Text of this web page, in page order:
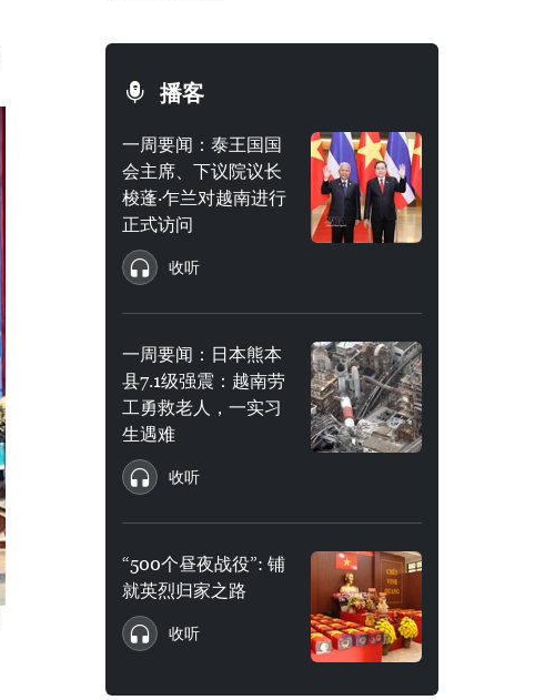
播客
一周要闻：泰王国国
会主席、下议院议长
梭蓬·乍兰对越南进行
正式访问
收听
一周要闻：日本熊本
县7.1级强震：越南劳
工勇救老人，一实习
生遇难
收听
“500个昼夜战役”: 铺
就英烈归家之路
收听